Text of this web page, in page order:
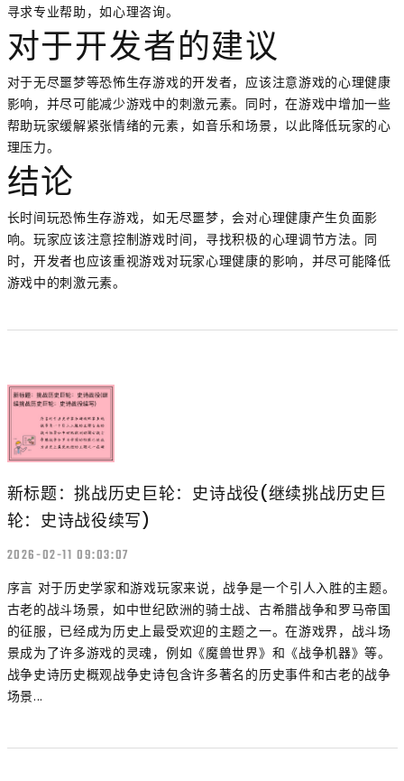
寻求专业帮助，如心理咨询。
对于开发者的建议
对于无尽噩梦等恐怖生存游戏的开发者，应该注意游戏的心理健康
影响，并尽可能减少游戏中的刺激元素。同时，在游戏中增加一些
帮助玩家缓解紧张情绪的元素，如音乐和场景，以此降低玩家的心
理压力。
结论
长时间玩恐怖生存游戏，如无尽噩梦，会对心理健康产生负面影
响。玩家应该注意控制游戏时间，寻找积极的心理调节方法。同
时，开发者也应该重视游戏对玩家心理健康的影响，并尽可能降低
游戏中的刺激元素。
新标题：挑战历史巨轮：史诗战役(继续挑战历史巨
轮：史诗战役续写)
2026-02-11 09:03:07
序言 对于历史学家和游戏玩家来说，战争是一个引人入胜的主题。
古老的战斗场景，如中世纪欧洲的骑士战、古希腊战争和罗马帝国
的征服，已经成为历史上最受欢迎的主题之一。在游戏界，战斗场
景成为了许多游戏的灵魂，例如《魔兽世界》和《战争机器》等。
战争史诗历史概观战争史诗包含许多著名的历史事件和古老的战争
场景...